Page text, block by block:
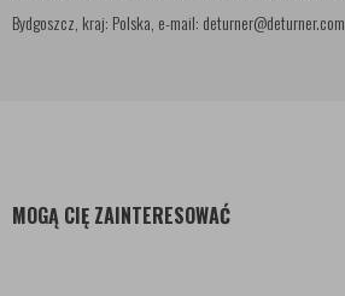
Bydgoszcz, kraj: Polska, e-mail: deturner@deturner.com
MOGĄ CIĘ ZAINTERESOWAĆ